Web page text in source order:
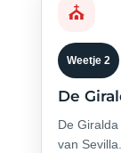
⛪
Weetje 2
De
De
van